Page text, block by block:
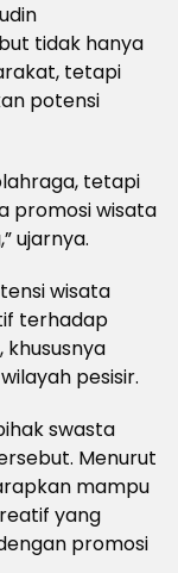
tidak hanya
tetapi
potensi
tetapi
promosi wisata
ujarnya.
wisata
terhadap
pesisir.
swasta
Menurut
mampu
yang
promosi